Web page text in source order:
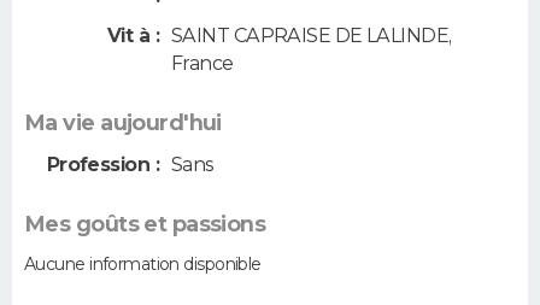
Vit à : SAINT CAPRAISE DE LALINDE,
France
Ma vie aujourd'hui
Profession : Sans
Mes goûts et passions
Aucune information disponible